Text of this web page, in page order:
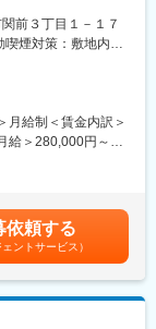
実験なども実施いた
の社員がOJTでサポ
行います。身につけ
く過程に関われる
人の希望次第で
ルメラ等多くのヒ
究グループの一員
ます。
栄養成分および
（油分・塩分・
生物検査（大腸菌
前３丁目１－１７
煙対策：敷地内喫
所（リモートワー
月給制＜賃金内訳＞
給＞280,000円～
能性があります。
依頼する
ェントサービス）